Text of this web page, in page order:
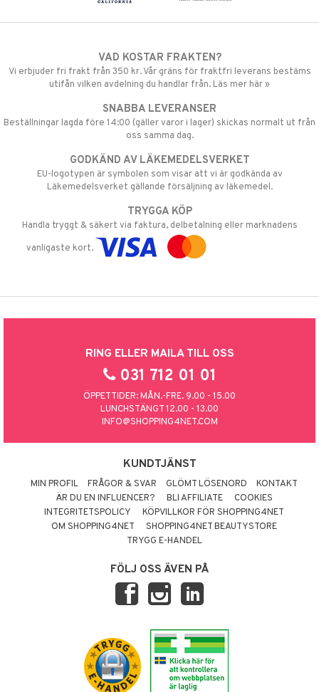
VAD KOSTAR FRAKTEN?
Vi erbjuder fri frakt från 350 kr. Vår gräns för fraktfri leverans bestäms
utifån vilken avdelning du handlar från. Läs mer här »
SNABBA LEVERANSER
Beställningar lagda före 14:00 (gäller varor i lager) skickas normalt ut från
oss samma dag.
GODKÄND AV LÄKEMEDELSVERKET
EU-logotypen är symbolen som visar att vi är godkända av
Läkemedelsverket gällande försäljning av läkemedel.
TRYGGA KÖP
Handla tryggt & säkert via faktura, delbetalning eller marknadens
vanligaste kort.
RING ELLER MAILA TILL OSS
031 712 01 01
ÖPPETTIDER: MÅN.-FRE. 9.00 - 15.00
LUNCHSTÄNGT 12.00 - 13.00
INFO@SHOPPING4NET.COM
KUNDTJÄNST
MIN PROFIL FRÅGOR & SVAR GLÖMT LÖSENORD
KONTAKT
ÄR DU EN INFLUENCER?
BLI AFFILIATE
COOKIES
INTEGRITETSPOLICY
KÖPVILLKOR FÖR SHOPPING4NET
OM SHOPPING4NET
SHOPPING4NET BEAUTYSTORE
TRYGG E-HANDEL
FÖLJ OSS ÄVEN PÅ